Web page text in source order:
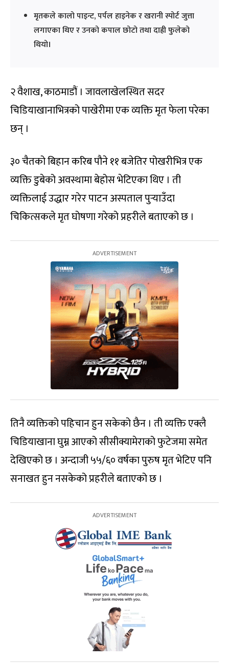
मृतकले कालो पाइन्ट, पर्पल हाइनेक र खरानी स्पोर्ट जुत्ता
लगाएका थिए र उनको कपाल छोटो तथा दाह्री फुलेको
थियो।
२ वैशाख, काठमाडौं । जावलाखेलस्थित सदर
चिडियाखानाभित्रको पाखेरीमा एक व्यक्ति मृत फेला परेका
छन् ।
३० चैतको बिहान करिब पौने ११ बजेतिर पोखरीभित्र एक
व्यक्ति डुबेको अवस्थामा बेहोस भेटिएका थिए । ती
व्यक्तिलाई उद्धार गरेर पाटन अस्पताल पुर्‍याउँदा
चिकित्सकले मृत घोषणा गरेको प्रहरीले बताएको छ ।
तिनै व्यक्तिको पहिचान हुन सकेको छैन । ती व्यक्ति एक्लै
चिडियाखाना घुम्न आएको सीसीक्यामेराको फुटेजमा समेत
देखिएको छ । अन्दाजी ५५/६० वर्षका पुरुष मृत भेटिए पनि
सनाखत हुन नसकेको प्रहरीले बताएको छ ।